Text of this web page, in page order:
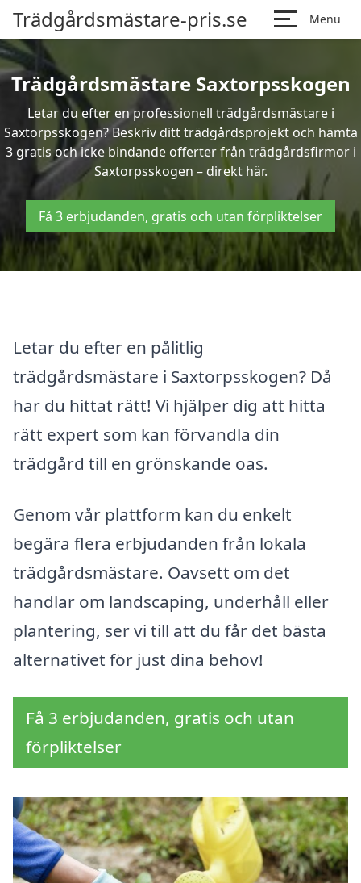
Trädgårdsmästare-pris.se Menu
Trädgårdsmästare Saxtorpsskogen
Letar du efter en professionell trädgårdsmästare i
Saxtorpsskogen? Beskriv ditt trädgårdsprojekt och hämta
3 gratis och icke bindande offerter från trädgårdsfirmor i
Saxtorpsskogen – direkt här.
Få 3 erbjudanden, gratis och utan förpliktelser
Letar du efter en pålitlig
trädgårdsmästare i Saxtorpsskogen? Då
har du hittat rätt! Vi hjälper dig att hitta
rätt expert som kan förvandla din
trädgård till en grönskande oas.
Genom vår plattform kan du enkelt
begära flera erbjudanden från lokala
trädgårdsmästare. Oavsett om det
handlar om landscaping, underhåll eller
plantering, ser vi till att du får det bästa
alternativet för just dina behov!
Få 3 erbjudanden, gratis och utan
förpliktelser